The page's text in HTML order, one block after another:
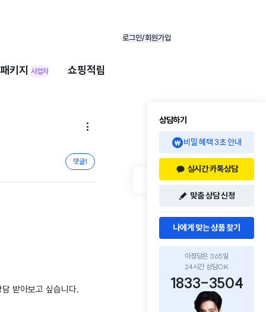
로그인/회원가입
키지 사업자 쇼핑적립

댓글1
받아보고 싶습니다.
상담하기
비밀 혜택 3초 안내
실시간 카톡상담
맞춤 상담 신청
나에게 맞는 상품 찾기
아정당은 365일
24시간 상담OK
1833-3504